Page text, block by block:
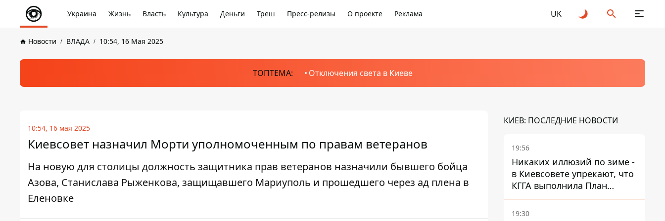
Украина Жизнь Власть Культура Деньги Треш Пресс-релизы О проекте Реклама UK
Новости ВЛАДА 10:54, 16 Мая 2025
ТОПТЕМА: Отключения света в Киеве
10:54, 16 мая 2025
Киевсовет назначил Морти уполномоченным по правам ветеранов
На новую для столицы должность защитника прав ветеранов назначили бывшего бойца
Азова, Станислава Рыженкова, защищавшего Мариуполь и прошедшего через ад плена в
Еленовке
КИЕВ: ПОСЛЕДНИЕ НОВОСТИ
19:56
Никаких иллюзий по зиме -
в Киевсовете упрекают, что
КГГА выполнила План
устойчивости на 20%
19:30